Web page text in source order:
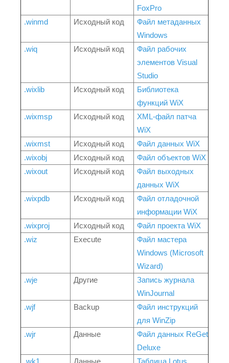
FoxPro
.winmd
Исходный код
Файл метаданных
Windows
.wiq
Исходный код
Файл рабочих
элементов Visual
Studio
.wixlib
Исходный код
Библиотека
функций WiX
.wixmsp
Исходный код
XML-файл патча
WiX
.wixmst
Исходный код
Файл данных WiX
.wixobj
Исходный код
Файл объектов WiX
.wixout
Исходный код
Файл выходных
данных WiX
.wixpdb
Исходный код
Файл отладочной
информации WiX
.wixproj
Исходный код
Файл проекта WiX
.wiz
Execute
Файл мастера
Windows (Microsoft
Wizard)
.wje
Другие
Запись журнала
WinJournal
.wjf
Backup
Файл инструкций
для WinZip
.wjr
Данные
Файл данных ReGet
Deluxe
.wk1
Данные Таблица Lotus